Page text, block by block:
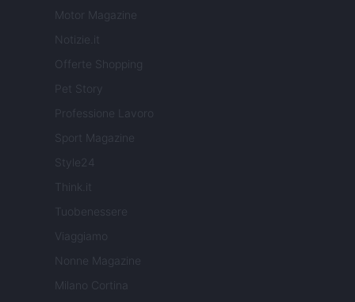
Motor Magazine
Notizie.it
Offerte Shopping
Pet Story
Professione Lavoro
Sport Magazine
Style24
Think.it
Tuobenessere
Viaggiamo
Nonne Magazine
Milano Cortina